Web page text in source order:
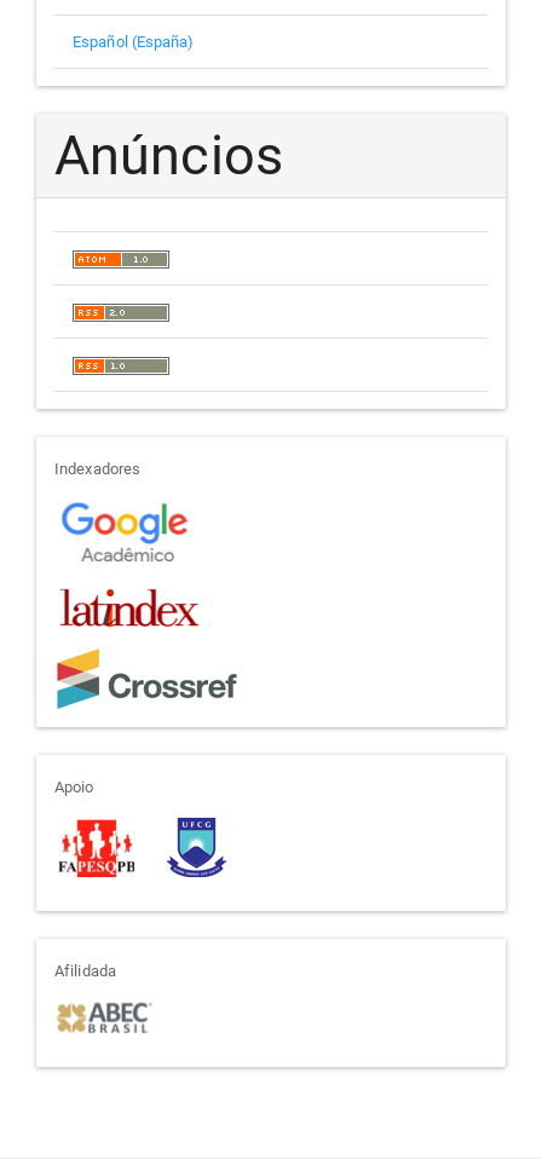
Español (España)
Anúncios
indexadores
Indexadores
apoio
Apoio
afiliada
Afilidada